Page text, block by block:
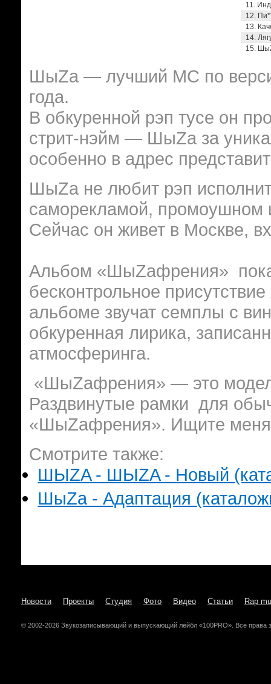
11.
12.
13.
14.
15.
ШыZа — лучший МС по
года.
В обкуренной рэп тусе он
стрит-нэйм — ШыZa за
особенно в адрес
ШыZа не любит рэп
саморекламой, промоушном
Сейчас он живет в Москве,
Альбом «ШыZафрения»
бесконтрольное
альбоме звучат семплы с
обкуренная лирика,
атмосферинга.
«ШыZафрения» — это
Раздвинутые рамки для
«ШыZафрения». Ищите
Смотрите также:
ШЫZA - ШЫZA - Новый
ШыZa - Адаптация
Новости Проекты Студия Фото Видео Статьи Rap
© 2002-2026 Звукозаписывающий и выпускающий лейбл «100PRO». Все